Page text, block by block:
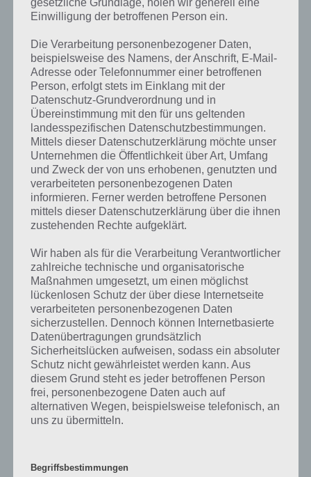
finden!
Du findest Lösungen auch ohne unsere Hilfe, indem du in der App
Münzen einsetzt. Da diese jedoch begrenzt sind, hast du hier stets
die Möglichkeit alle Antworten zu finden!
Die obige Lösung stimmt leider nicht mehr?
Wenn die Lösung, die wir dir oben U-Bahn / S-Bahn vorgestellt
haben, nicht mehr aktuell sein sollte oder ein Wort in der Lösung
von 94 Prozent fehlt, so teile uns die korrekten Lösungen einfach in
den Kommentaren mit. Nur so können wir stets die aktuellen
Antworten auf die zahlreichen Fragen und Sachverhalte in der App
geben. Da die Entwickler die Lösungen immer mal wieder verändern.
Darum geht es bei 94%
Was ist 94%? In der App 94% musst du auf Basis eines Bildes oder
einer Aussage die Antworten herausfinden, die von anderen Spielern
am häufigsten genannt worden sind. Nur so kannst du das nächste
Level freischalten. Zusammenaddiert ergeben alle Antworten 94
Prozent, wovon die App ihren Namen hat. Entsprechend ist 94
Prozent ein Wort und Rätsel-Spiel. Bereits über 10 Millionen mal
wurde die App mittlerweile heruntergeladen und gehört mit zu den
erfolgreichsten Spiele Apps in diesem Genre im Google Play Store
gesetzliche Grundlage, holen wir generell eine
Einwilligung der betroffenen Person ein.
Die Verarbeitung personenbezogener Daten,
beispielsweise des Namens, der Anschrift, E-Mail-
Adresse oder Telefonnummer einer betroffenen
Person, erfolgt stets im Einklang mit der
Datenschutz-Grundverordnung und in
Übereinstimmung mit den für uns geltenden
landesspezifischen Datenschutzbestimmungen.
Mittels dieser Datenschutzerklärung möchte unser
Unternehmen die Öffentlichkeit über Art, Umfang
und Zweck der von uns erhobenen, genutzten und
verarbeiteten personenbezogenen Daten
informieren. Ferner werden betroffene Personen
mittels dieser Datenschutzerklärung über die ihnen
zustehenden Rechte aufgeklärt.
Wir haben als für die Verarbeitung Verantwortlicher
zahlreiche technische und organisatorische
Maßnahmen umgesetzt, um einen möglichst
lückenlosen Schutz der über diese Internetseite
verarbeiteten personenbezogenen Daten
sicherzustellen. Dennoch können Internetbasierte
Datenübertragungen grundsätzlich
Sicherheitslücken aufweisen, sodass ein absoluter
Schutz nicht gewährleistet werden kann. Aus
diesem Grund steht es jeder betroffenen Person
frei, personenbezogene Daten auch auf
alternativen Wegen, beispielsweise telefonisch, an
uns zu übermitteln.
Begriffsbestimmungen